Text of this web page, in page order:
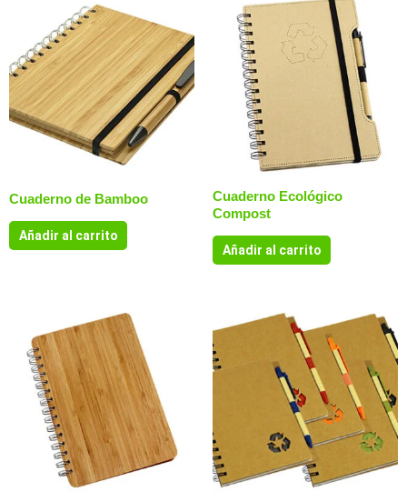
Cuaderno de Bamboo
Añadir al carrito
Cuaderno Ecológico
Compost
Añadir al carrito